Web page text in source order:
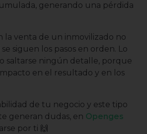
generando una pérdida
la venta de un inmovilizado no
siguen los pasos en orden. Lo
saltarse ningún detalle, porque
en el resultado y en los
de tu negocio y este tipo
generan dudas, en Openges
por ti 🙌